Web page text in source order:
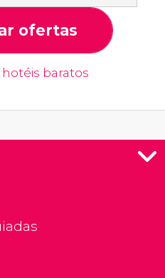
ofertas
baratos